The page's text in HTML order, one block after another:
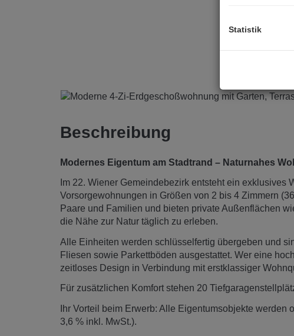
Beschreibung
Modernes Eigentum am Stadtrand – Naturnahes
Im 22. Wiener Gemeindebezirk entsteht ein exklusives
Vorsorgewohnungen in Größen von 2 bis 4 Zimmern
Paare und Familien und bieten private Außenflächen
die Nähe zur Natur täglich zu erleben.
Alle Einheiten werden schlüsselfertig übergeben und
Fliesen sowie Parkettböden ausgestattet. Wer eine
zeitloses Design in Verbindung mit erstklassiger
Für zusätzlichen Komfort stehen 20
Ihr Vorteil beim Erwerb: Alle Eigentumsobjekte
3,6 % inkl. MwSt.).
Statistik